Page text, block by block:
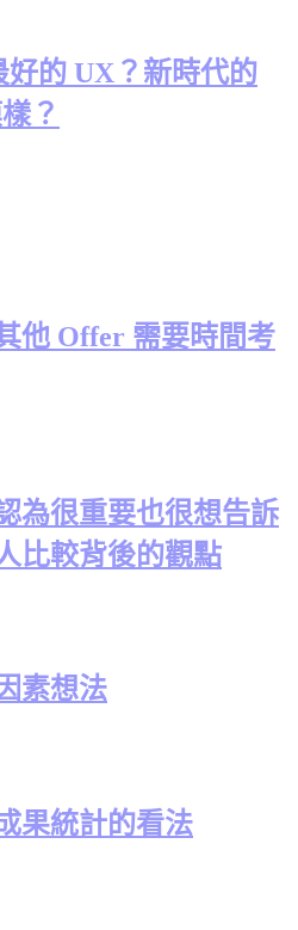
好的 UX？新時代的
？
他 Offer 需要時間考
為很重要也很想告訴
比較背後的觀點
素想法
果統計的看法